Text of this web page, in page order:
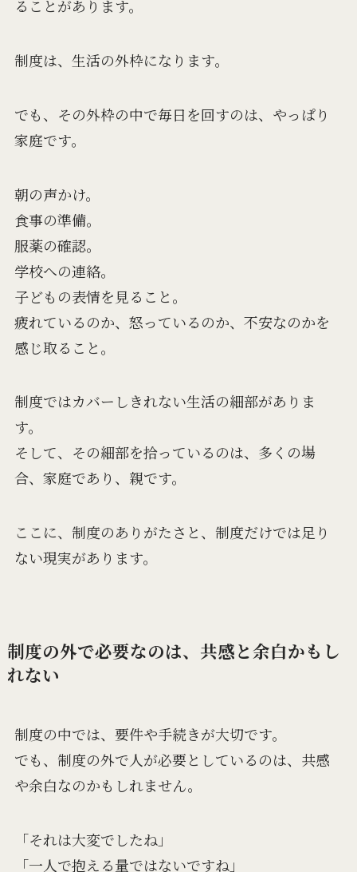
ることがあります。
制度は、生活の外枠になります。
でも、その外枠の中で毎日を回すのは、やっぱり
家庭です。
朝の声かけ。
食事の準備。
服薬の確認。
学校への連絡。
子どもの表情を見ること。
疲れているのか、怒っているのか、不安なのかを
感じ取ること。
制度ではカバーしきれない生活の細部がありま
す。
そして、その細部を拾っているのは、多くの場
合、家庭であり、親です。
ここに、制度のありがたさと、制度だけでは足り
ない現実があります。
制度の外で必要なのは、共感と余白かもし
れない
制度の中では、要件や手続きが大切です。
でも、制度の外で人が必要としているのは、共感
や余白なのかもしれません。
「それは大変でしたね」
「一人で抱える量ではないですね」